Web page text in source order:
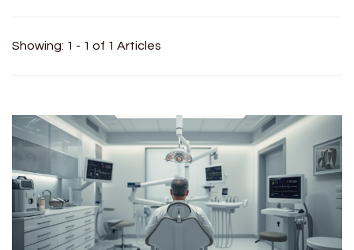
Showing: 1 - 1 of 1 Articles